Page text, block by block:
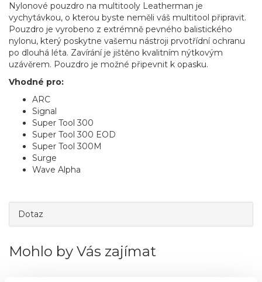
Nylonové pouzdro na multitooly Leatherman je
vychytávkou, o kterou byste neměli váš multitool připravit.
Pouzdro je vyrobeno z extrémně pevného balistického
nylonu, který poskytne vašemu nástroji prvotřídní ochranu
po dlouhá léta. Zavírání je jištěno kvalitním nýtkovým
uzávěrem. Pouzdro je možné připevnit k opasku.
Vhodné pro:
ARC
Signal
Super Tool 300
Super Tool 300 EOD
Super Tool 300M
Surge
Wave Alpha
Dotaz
Mohlo by Vás zajímat